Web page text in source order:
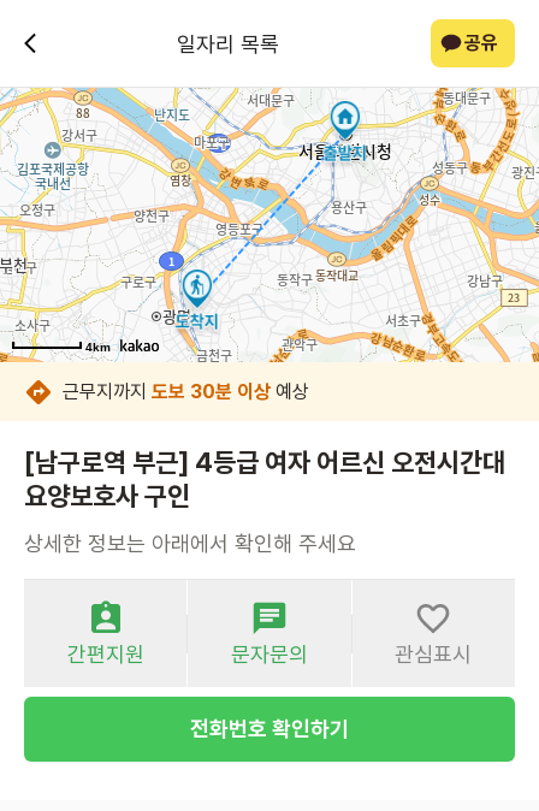
일자리 목록 공유
4km
4km
4km
4km
4km
4km
4km
4km
근무지까지 도보 30분 이상 예상
[남구로역 부근] 4등급 여자 어르신 오전시간대
요양보호사 구인
상세한 정보는 아래에서 확인해 주세요
간편지원 문자문의 관심표시
전화번호 확인하기